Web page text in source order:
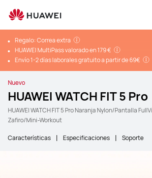
Regalo: Correa extra
HUAWEI MultiPass valorado en 179 €
Envío 1-2 días laborales gratuito a partir de 69€
Nuevo
HUAWEI WATCH FIT 5 Pro
HUAWEI WATCH FIT 5 Pro Naranja Nylon/Pantalla
Zafiro/Mini-Workout
Características Especificaciones Soporte